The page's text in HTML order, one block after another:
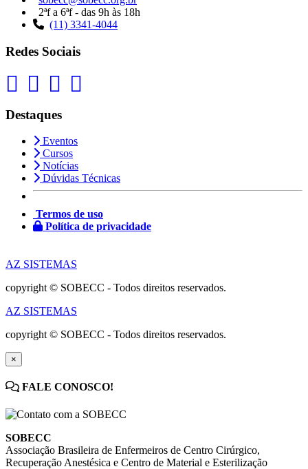
2ªf a 6ªf - das 9h às 18h
(11) 3341-4044
Redes Sociais
Destaques
Eventos
Cursos
Notícias
Dúvidas Técnicas
Termos de uso
Política de privacidade
AZ SISTEMAS
copyright © SOBECC - Todos direitos reservados.
AZ SISTEMAS
copyright © SOBECC - Todos direitos reservados.
×
FALE CONOSCO!
SOBECC
Associação Brasileira de Enfermeiros de Centro Cirúrgico,
Recuperação Anestésica e Centro de Material e Esterilização